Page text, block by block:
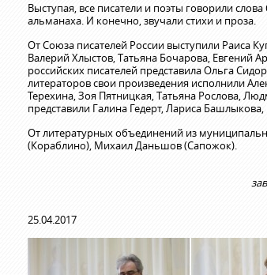
Выступая, все писатели и поэты говорили
альманаха. И конечно, звучали стихи и проза.
От Союза писателей России выступили Раиса
Валерий Хлыстов, Татьяна Бочарова, Евгений
российских писателей представила Ольга
литераторов свои произведения исполнили
Терехина, Зоя Пятницкая, Татьяна Рослова,
представили Галина Гедерт, Лариса
От литературных объединений из
(Кораблино), Михаил Даньшов (Сапожок).
25.04.2017